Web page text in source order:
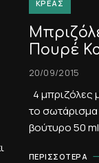
ΚΡΈΑΣ
Πουρέ
20/09/2015
4 μπριζόλες
το σωτάρισμα
βούτυρο 50
ΠΕΡΙΣΣΌΤΕΡΑ